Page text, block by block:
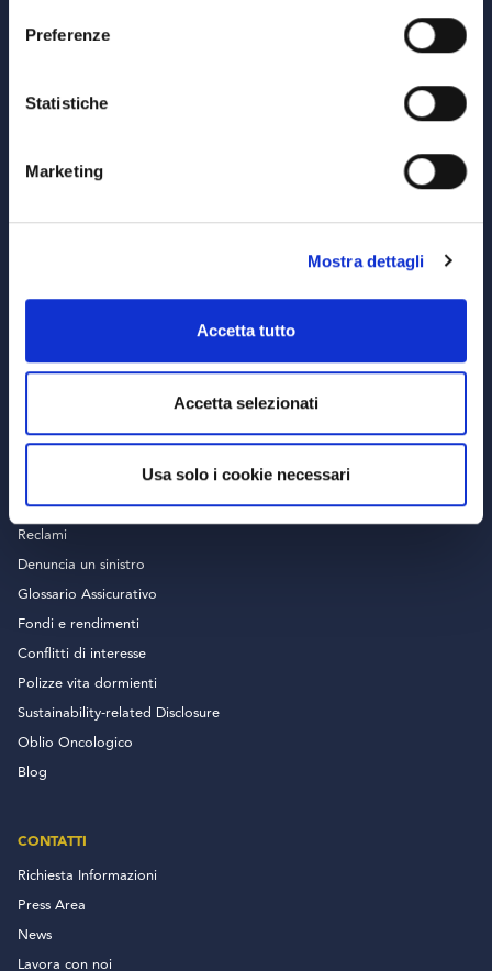
Preferenze
Statistiche
Marketing
Mostra dettagli
Accetta tutto
Accetta selezionati
Usa solo i cookie necessari
MEDVIDA Partners
RETE DISTRIBUTIVA
PRODOTTI
Documentazione Contrattuale
Reclami
Denuncia un sinistro
Glossario Assicurativo
Fondi e rendimenti
Conflitti di interesse
Polizze vita dormienti
Sustainability-related Disclosure
Oblio Oncologico
Blog
CONTATTI
Richiesta Informazioni
Press Area
News
Lavora con noi